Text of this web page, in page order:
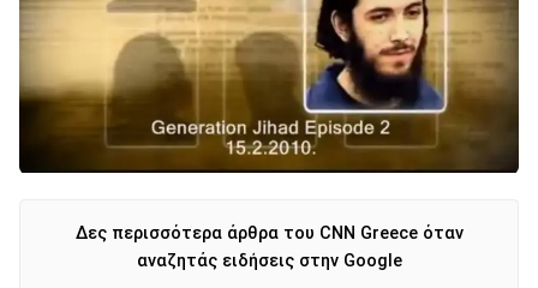
Δες περισσότερα άρθρα του CNN Greece όταν
αναζητάς ειδήσεις στην Google